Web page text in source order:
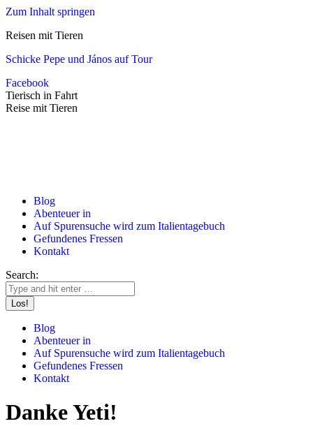
Zum Inhalt springen
Reisen mit Tieren
Schicke Pepe und János auf Tour
Facebook
Tierisch in Fahrt
Reise mit Tieren
Blog
Abenteuer in
Auf Spurensuche wird zum Italientagebuch
Gefundenes Fressen
Kontakt
Search:
Blog
Abenteuer in
Auf Spurensuche wird zum Italientagebuch
Gefundenes Fressen
Kontakt
Danke Yeti!